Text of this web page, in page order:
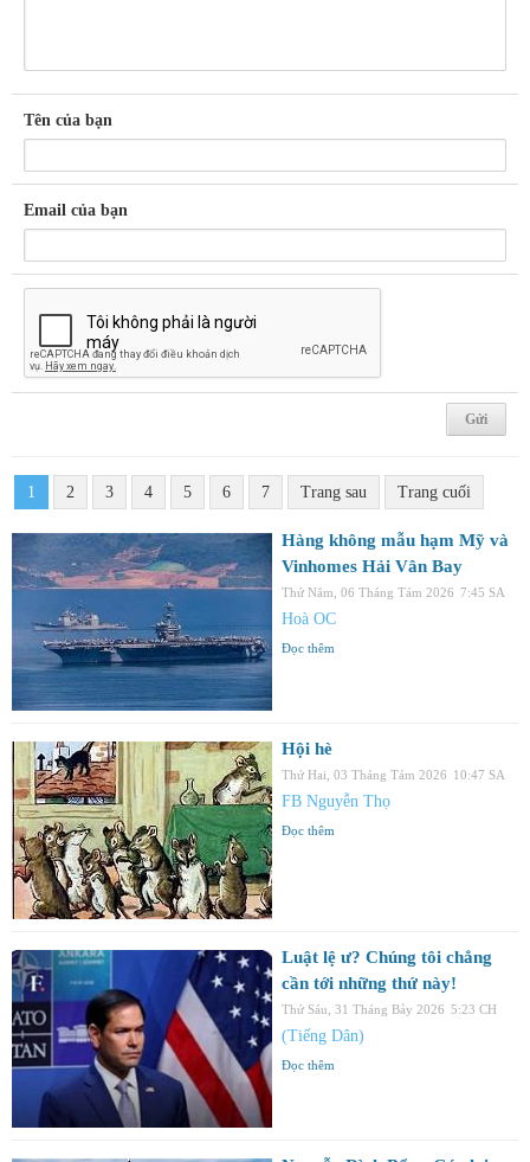
Tên của bạn
Email của bạn
1 2 3 4 5 6 7 Trang sau Trang cuối
Hàng không mẫu hạm Mỹ và
Vinhomes Hải Vân Bay
Thứ Năm, 06 Tháng Tám 2026 7:45 SA
Hoà OC
Đọc thêm
Hội hè
Thứ Hai, 03 Tháng Tám 2026 10:47 SA
FB Nguyễn Thọ
Đọc thêm
Luật lệ ư? Chúng tôi chẳng
cần tới những thứ này!
Thứ Sáu, 31 Tháng Bảy 2026 5:23 CH
(Tiếng Dân)
Đọc thêm